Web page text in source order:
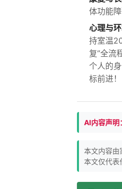
体功能
心理与
持室温
复”全流
个人的
标前进！
AI内容声明：
本文内容由
本文仅代表